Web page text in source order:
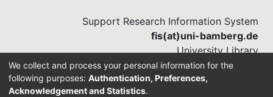
Support Research Information System
fis(at)uni-bamberg.de
University Library
(0951) 863-1568
We collect and process your personal information for the
following purposes: Authentication, Preferences,
Acknowledgement and Statistics.